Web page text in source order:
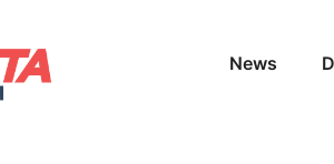
News